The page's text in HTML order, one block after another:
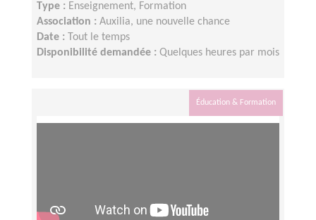
Type : Enseignement, Formation
Association : Auxilia, une nouvelle chance
Date :
Tout le temps
Disponibilité demandée : Quelques heures par mois
Éducation & Formation